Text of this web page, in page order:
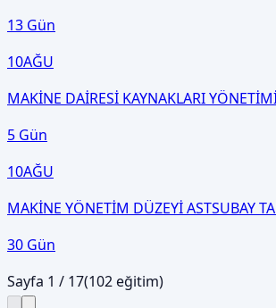
13 Gün
10AĞU
MAKİNE DAİRESİ KAYNAKLARI
5 Gün
10AĞU
MAKİNE YÖNETİM DÜZEYİ ASTSUBAY
30 Gün
Sayfa 1 / 17(102eğitim)